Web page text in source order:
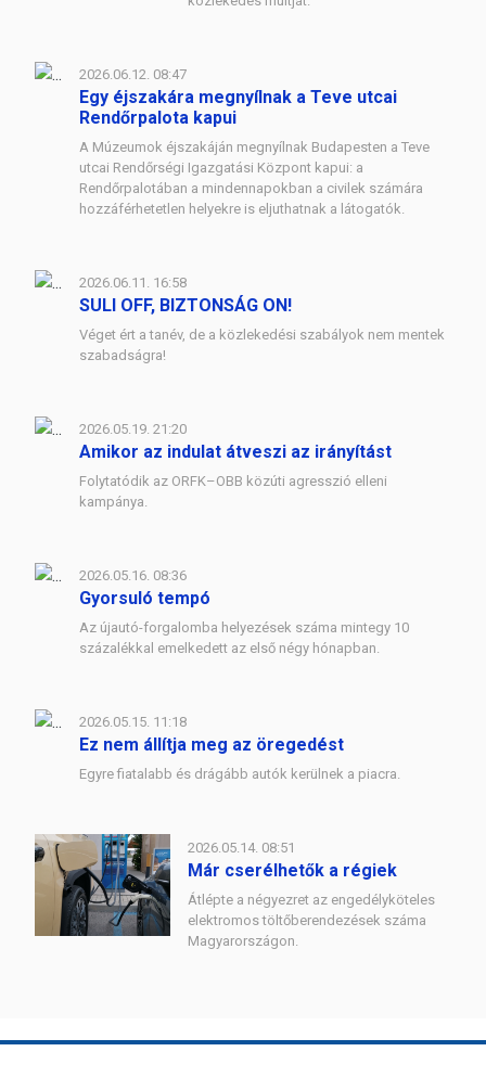
2026.06.12. 08:47
Egy éjszakára megnyílnak a Teve utcai
Rendőrpalota kapui
A Múzeumok éjszakáján megnyílnak Budapesten a Teve
utcai Rendőrségi Igazgatási Központ kapui: a
Rendőrpalotában a mindennapokban a civilek számára
hozzáférhetetlen helyekre is eljuthatnak a látogatók.
2026.06.11. 16:58
SULI OFF, BIZTONSÁG ON!
Véget ért a tanév, de a közlekedési szabályok nem mentek
szabadságra!
2026.05.19. 21:20
Amikor az indulat átveszi az irányítást
Folytatódik az ORFK–OBB közúti agresszió elleni
kampánya.
2026.05.16. 08:36
Gyorsuló tempó
Az újautó-forgalomba helyezések száma mintegy 10
százalékkal emelkedett az első négy hónapban.
2026.05.15. 11:18
Ez nem állítja meg az öregedést
Egyre fiatalabb és drágább autók kerülnek a piacra.
2026.05.14. 08:51
Már cserélhetők a régiek
Átlépte a négyezret az engedélyköteles
elektromos töltőberendezések száma
Magyarországon.